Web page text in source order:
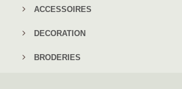
ACCESSOIRES
DECORATION
BRODERIES